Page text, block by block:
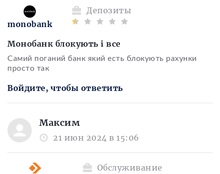
Депозиты
monobank
Монобанк блокують і все
Самий поганий банк який есть блокують рахунки
просто так
Войдите, чтобы ответить
Максим
21 июн 2024 в 15:06
Обслуживание